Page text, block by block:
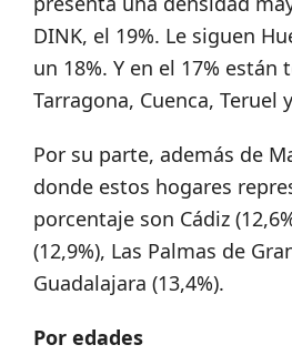
DINK, el 19%. Le siguen
un 18%. Y en el 17%
Tarragona, Cuenca, Teruel
Por su parte, además de
donde estos hogares
porcentaje son Cádiz
(12,9%), Las Palmas de
Guadalajara (13,4%).
Por edades